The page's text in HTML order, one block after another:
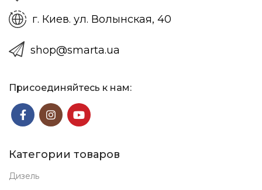
г. Киев. ул. Волынская, 40
shop@smarta.ua
Присоединяйтесь к нам:
Категории товаров
Дизель